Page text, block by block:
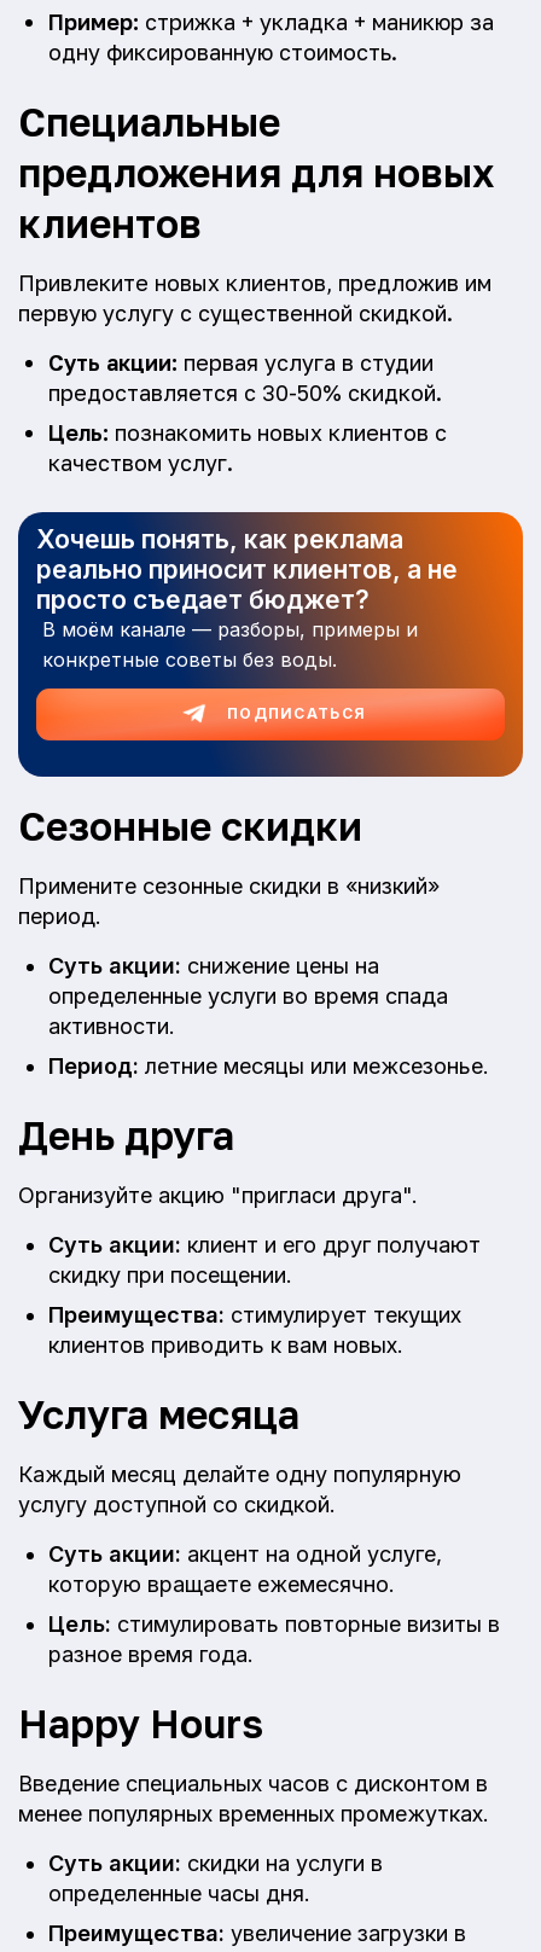
Пример: стрижка + укладка + маникюр за
одну фиксированную стоимость.
Специальные
предложения для новых
клиентов
Привлеките новых клиентов, предложив им
первую услугу с существенной скидкой.
Суть акции: первая услуга в студии
предоставляется с 30-50% скидкой.
Цель: познакомить новых клиентов с
качеством услуг.
Хочешь понять, как реклама
реально приносит клиентов, а не
просто съедает бюджет?
В моём канале — разборы, примеры и
конкретные советы без воды.
ПОДПИСАТЬСЯ
Сезонные скидки
Примените сезонные скидки в «низкий»
период.
Суть акции: снижение цены на
определенные услуги во время спада
активности.
Период: летние месяцы или межсезонье.
День друга
Организуйте акцию "пригласи друга".
Суть акции: клиент и его друг получают
скидку при посещении.
Преимущества: стимулирует текущих
клиентов приводить к вам новых.
Услуга месяца
Каждый месяц делайте одну популярную
услугу доступной со скидкой.
Суть акции: акцент на одной услуге,
которую вращаете ежемесячно.
Цель: стимулировать повторные визиты в
разное время года.
Happy Hours
Введение специальных часов с дисконтом в
менее популярных временных промежутках.
Суть акции: скидки на услуги в
определенные часы дня.
Преимущества: увеличение загрузки в